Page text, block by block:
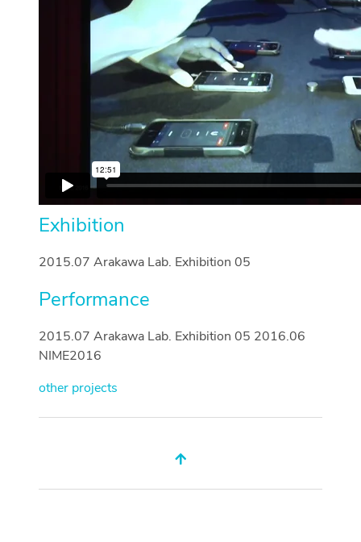
Exhibition
2015.07 Arakawa Lab. Exhibition 05
Performance
2015.07 Arakawa Lab. Exhibition 05 2016.06
NIME2016
other projects